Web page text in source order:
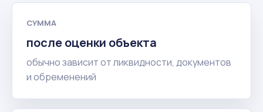
СУММА
после оценки объекта
обычно зависит от ликвидности, документов
и обременений